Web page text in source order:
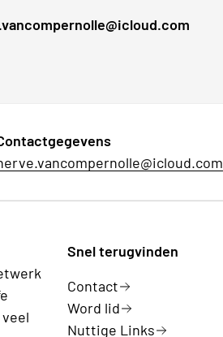
Snel terugvinden
Contact
Word lid
Nuttige Links